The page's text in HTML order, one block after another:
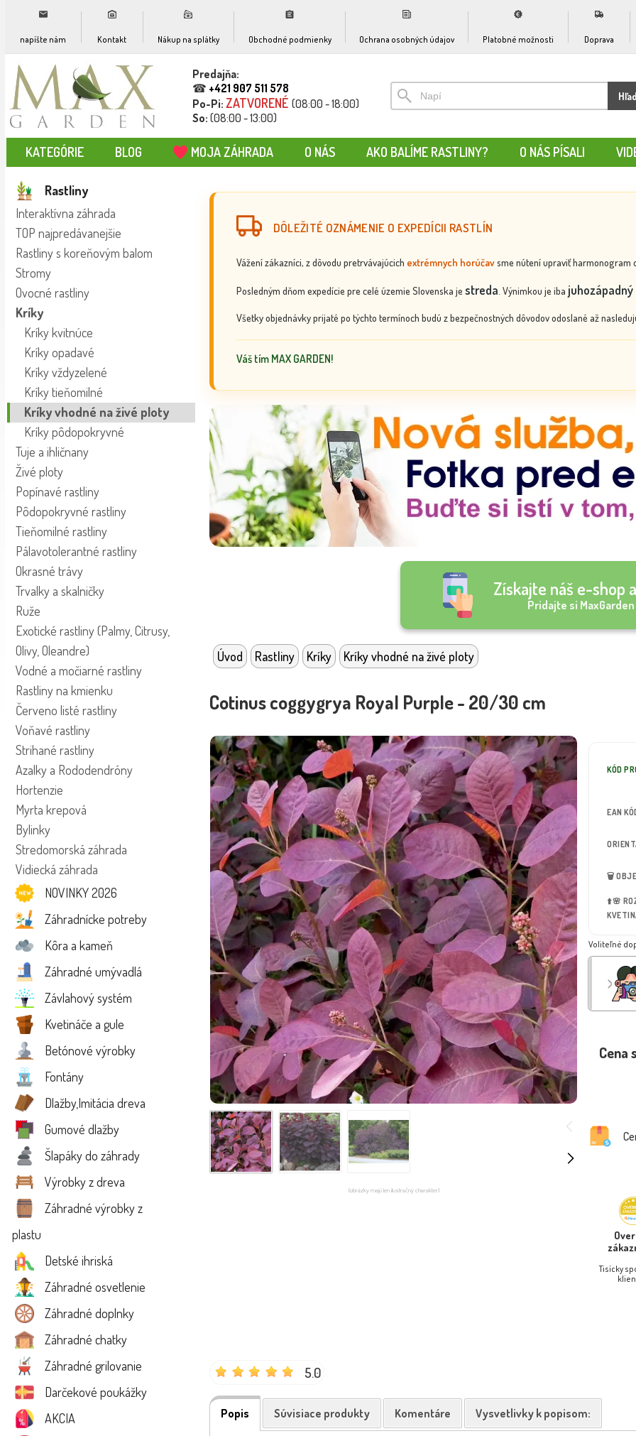
napíšte nám Kontakt Nákup na splátky Obchodné podmienky Ochrana osobných údajov Platobné možnosti Doprava
Predajňa:
☎ +421 907 511 578
Po-Pi: ZATVORENÉ (08:00 - 18:00)
So: (08:00 - 13:00)
KATEGÓRIE BLOG MOJA ZÁHRADA O NÁS AKO BALÍME RASTLINY? O NÁS PÍSALI
Rastliny
Interaktívna záhrada
TOP najpredávanejšie
Rastliny s koreňovým balom
Stromy
Ovocné rastliny
Kríky
Kríky kvitnúce
Kríky opadavé
Kríky vždyzelené
Kríky tieňomilné
Kríky vhodné na živé ploty
Kríky pôdopokryvné
Tuje a ihličnany
Živé ploty
Popínavé rastliny
Pôdopokryvné rastliny
Tieňomilné rastliny
Pálavotolerantné rastliny
Okrasné trávy
Trvalky a skalničky
Ruže
Exotické rastliny (Palmy, Citrusy,
Olivy, Oleandre)
Vodné a močiarné rastliny
Rastliny na kmienku
Červeno listé rastliny
Voňavé rastliny
Strihané rastliny
Azalky a Rododendróny
Hortenzie
Myrta krepová
Bylinky
Stredomorská záhrada
Vidiecká záhrada
NOVINKY 2026
Záhradnícke potreby
Kôra a kameň
Záhradné umývadlá
Závlahový systém
Kvetináče a gule
Betónové výrobky
Fontány
Dlažby,Imitácia dreva
Gumové dlažby
Šlapáky do záhrady
Výrobky z dreva
Záhradné výrobky z
plastu
Detské ihriská
Záhradné osvetlenie
Záhradné doplnky
Záhradné chatky
Záhradné grilovanie
Darčekové poukážky
AKCIA
DÔLEŽITÉ OZNÁMENIE O EXPEDÍCII RASTLÍN
Vážení zákazníci, z dôvodu pretrvávajúcich extrémnych horúčavsme nútení upraviť harmonogram
Posledným dňom expedície pre celé územie Slovenska je streda . Výnimkou je iba
Všetky objednávky prijaté po týchto termínoch budú z bezpečnostných dôvodov odoslané až
Váš tím MAX GARDEN!
Získajte náš e-shop
Pridajte si
Úvod Rastliny Kríky Kríky vhodné na živé ploty
Cotinus coggygrya Royal Purple - 20/30 cm
(obrázky majú len ilustračný charakter)
KÓD
EAN
🗑️
⬆️🌸
Voliteľné
Cena
Tisícky
5.0
Popis Súvisiace produkty Komentáre Vysvetlivky k popisom: